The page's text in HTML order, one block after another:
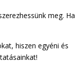
meg. Ha
hiszen egyéni és